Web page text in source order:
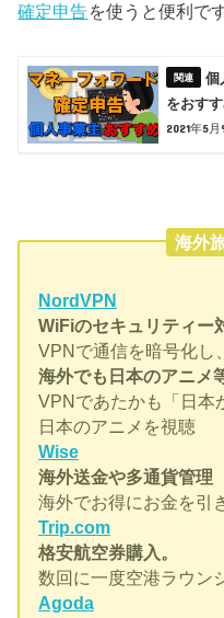
確定申告を使うと便利です
個
をおす
2021年5月
海外
NordVPN
WiFiのセキュリティー
VPNで通信を暗号化し
海外でも日本のアニメ
VPNであたかも「日本
日本のアニメを視聴
Wise
海外送金や多通貨管理
海外でお得にお金を引
Trip.com
格安航空券購入。
数回に一度空港ラウン
Agoda